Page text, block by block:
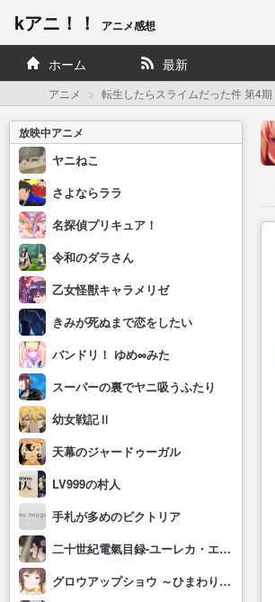
kアニ！！ アニメ感想
ホーム 最新
アニメ 転生したらスライムだった件 第4期
放映中アニメ
ヤニねこ
さよならララ
名探偵プリキュア！
令和のダラさん
乙女怪獣キャラメリゼ
きみが死ぬまで恋をしたい
バンドリ！ ゆめ∞みた
スーパーの裏でヤニ吸うふたり
幼女戦記Ⅱ
天幕のジャードゥーガル
LV999の村人
手札が多めのビクトリア
二十世紀電氣目録-ユーレカ・エヴリカ-
グロウアップショウ ～ひまわりのサーカス団～